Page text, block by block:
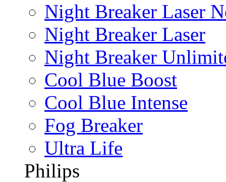
Night Breaker Laser
Night Breaker Laser
Night Breaker
Cool Blue Boost
Cool Blue Intense
Fog Breaker
Ultra Life
Philips